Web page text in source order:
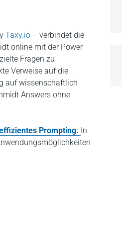
Taxy.io – verbindet die
online mit der Power
Fragen zu
Verweise auf die
auf wissenschaftlich
Answers ohne
Prompting. In